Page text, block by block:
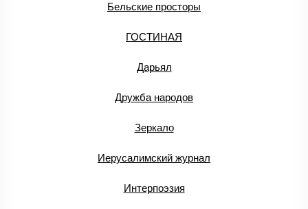
Бельские просторы
ГОСТИНАЯ
Дарьял
Дружба народов
Зеркало
Иерусалимский журнал
Интерпоэзия